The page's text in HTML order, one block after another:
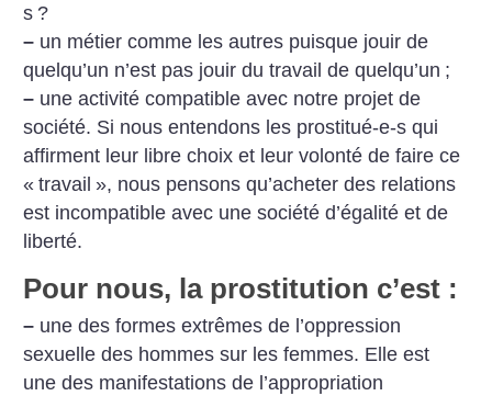
s ?
– un métier comme les autres puisque jouir de
quelqu’un n’est pas jouir du travail de quelqu’un ;
– une activité compatible avec notre projet de
société. Si nous entendons les prostitué-e-s qui
affirment leur libre choix et leur volonté de faire ce
« travail », nous pensons qu’acheter des relations
est incompatible avec une société d’égalité et de
liberté.
Pour nous, la prostitution c’est :
– une des formes extrêmes de l’oppression
sexuelle des hommes sur les femmes. Elle est
une des manifestations de l’appropriation